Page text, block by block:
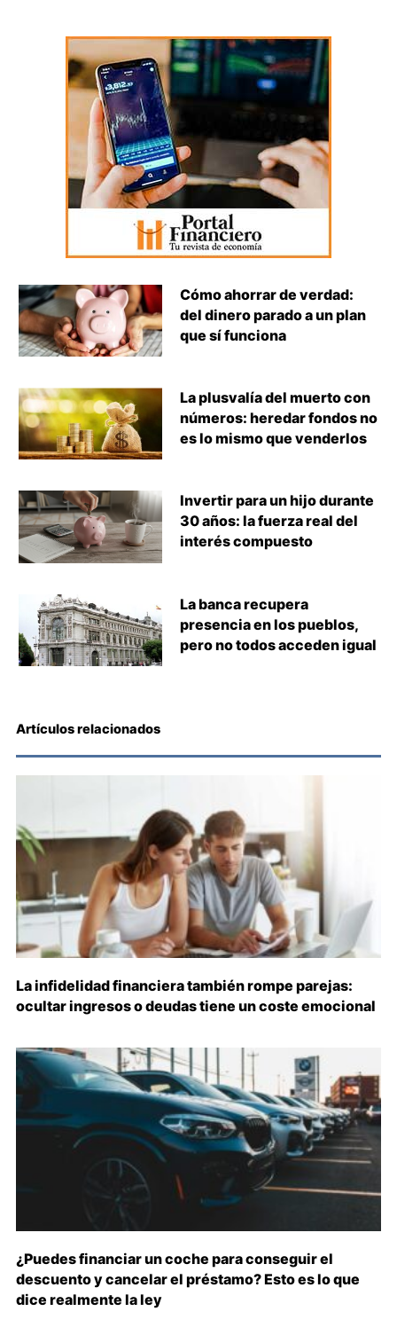
Cómo ahorrar de verdad:
del dinero parado a un plan
que sí funciona
La plusvalía del muerto con
números: heredar fondos no
es lo mismo que venderlos
Invertir para un hijo durante
30 años: la fuerza real del
interés compuesto
La banca recupera
presencia en los pueblos,
pero no todos acceden igual
Artículos relacionados
La infidelidad financiera también rompe parejas:
ocultar ingresos o deudas tiene un coste emocional
¿Puedes financiar un coche para conseguir el
descuento y cancelar el préstamo? Esto es lo que
dice realmente la ley